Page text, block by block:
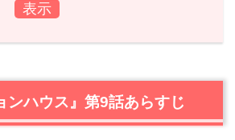
ハウス』第9話あらすじ
の検査
木伸之）の葛藤
ンハウス』第9話あらすじ